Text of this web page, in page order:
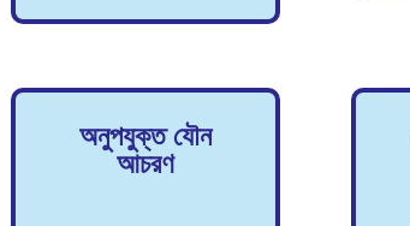
অনুপযুক্ত যৌন
আচরণ